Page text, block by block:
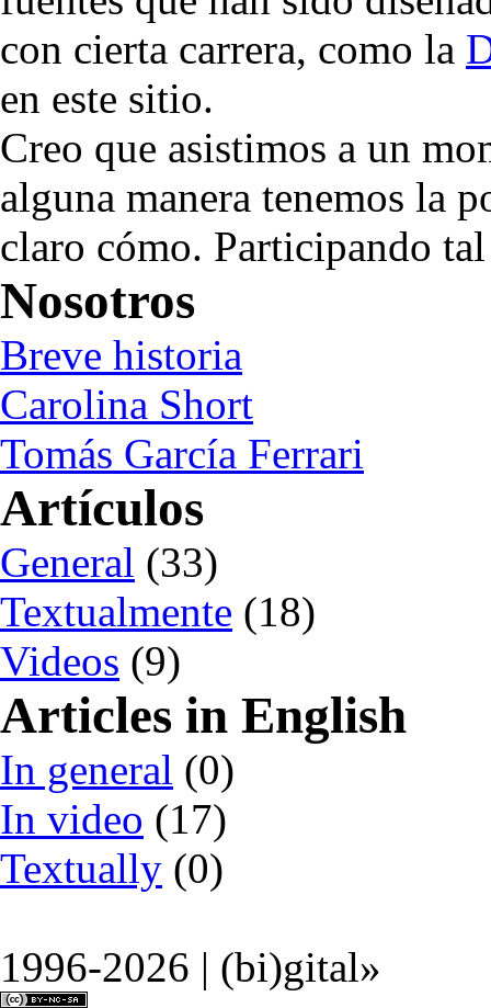
con cierta carrera, como la
en este sitio.
Creo que asistimos a un
alguna manera tenemos la
claro cómo. Participando
Nosotros
Breve historia
Carolina Short
Tomás García Ferrari
Artículos
General (33)
Textualmente (18)
Videos (9)
Articles in English
In general (0)
In video (17)
Textually (0)
1996-2026 | (bi)gital»